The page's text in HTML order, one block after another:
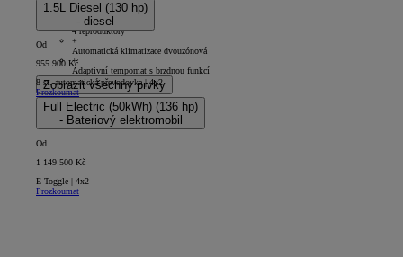
5D - Panel Van Long
+
4 reproduktory
+
Automatická klimatizace dvouzónová
+
Adaptivní tempomat s brzdnou funkcí
Zobrazit všechny prvky
1.5L Diesel (130 hp)
- diesel
Od
955 900 Kč
8 st. automatická převodovka | 4x2
Prozkoumat
Full Electric (50kWh) (136 hp)
- Bateriový elektromobil
Od
1 149 500 Kč
E-Toggle | 4x2
Prozkoumat